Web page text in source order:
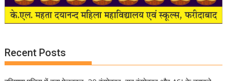
Recent Posts